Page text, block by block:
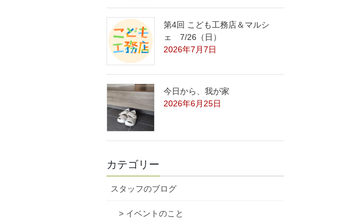
第4回 こども工務店＆マルシ
ェ 7/26（日）
2026年7月7日
今日から、我が家
2026年6月25日
カテゴリー
スタッフのブログ
> イベントのこと